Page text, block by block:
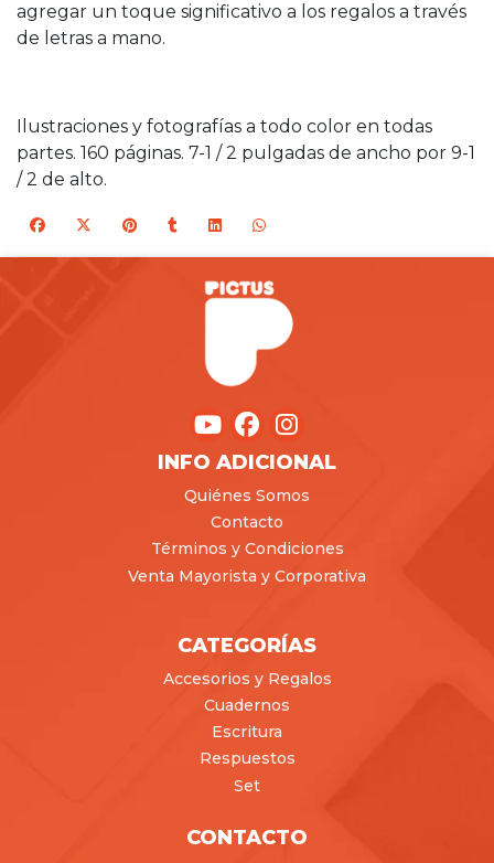
agregar un toque significativo a los regalos a través
de letras a mano.
Ilustraciones y fotografías a todo color en todas
partes. 160 páginas. 7-1 / 2 pulgadas de ancho por 9-1
/ 2 de alto.
INFO ADICIONAL
Quiénes Somos
Contacto
Términos y Condiciones
Venta Mayorista y Corporativa
CATEGORÍAS
Accesorios y Regalos
Cuadernos
Escritura
Respuestos
Set
CONTACTO